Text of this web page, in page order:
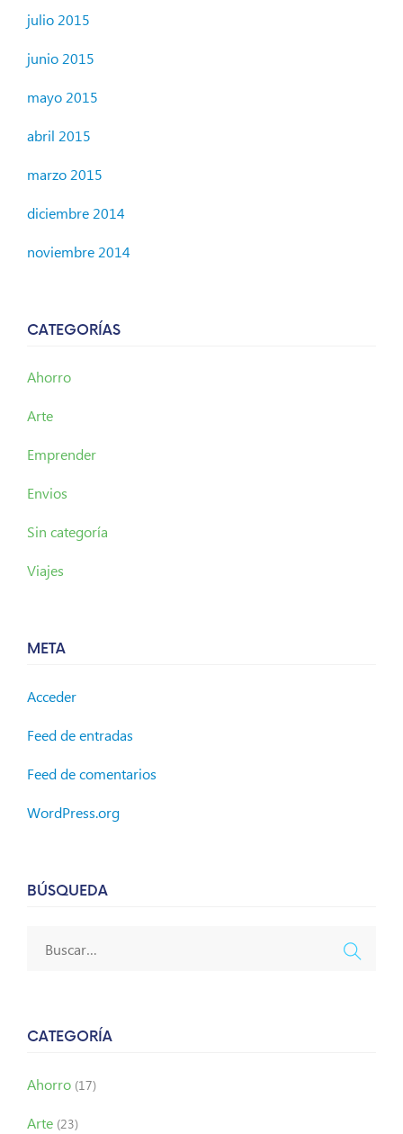
julio 2015
junio 2015
mayo 2015
abril 2015
marzo 2015
diciembre 2014
noviembre 2014
CATEGORÍAS
Ahorro
Arte
Emprender
Envios
Sin categoría
Viajes
META
Acceder
Feed de entradas
Feed de comentarios
WordPress.org
BÚSQUEDA
CATEGORÍA
Ahorro (17)
Arte (23)